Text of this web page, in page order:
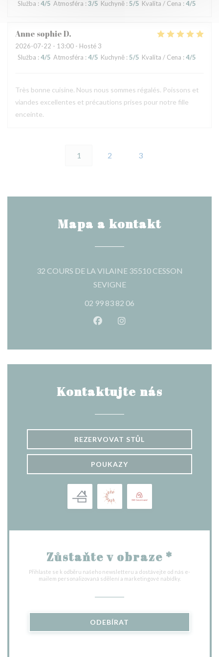
Služba : 4/5 Atmosféra : 3/5 Kuchyně : 5/5 Kvalita / Cena :4/5
Anne sophieD
2026-07-22 - 13:00 - Hosté 3
Služba : 4/5 Atmosféra : 4/5 Kuchyně : 5/5 Kvalita / Cena : 4/5
Très bonne cuisine. Nous nous sommes régalés. Poissons et
viandes excellentes et précautions prises pour notre fille
enceinte.
1 2 3
Mapa a kontakt
32 COURS DE LA VILAINE 35510 CESSON
SEVIGNE((otevře se v novém okně))
02 99 83 82 06
Facebook ((otevře se v novém
Instagram ((otevře se v
Kontaktujte nás
REZERVOVAT STŮL
POUKAZY
Zůstaňte v obraze *
Přihlaste se k odběru našeho newsletteru a dostávejte od nás e-
mailem personalizovaná sdělení a marketingové nabídky.
ODEBÍRAT